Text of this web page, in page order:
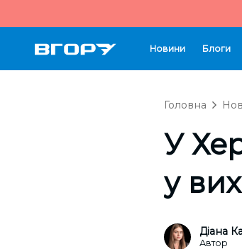
Новини Блоги
Головна
У
у
Діана
Автор